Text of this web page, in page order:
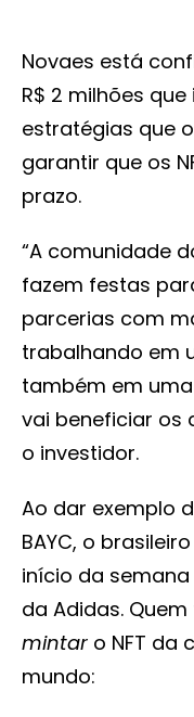
Novaes está
R$ 2 milhões
estratégias que
garantir que os
prazo.
“A comunidade
fazem festas
parcerias com
trabalhando em
também em
vai beneficiar os
o investidor.
Ao dar exemplo
BAYC, o
início da
da Adidas.
mintar o NFT da
mundo: